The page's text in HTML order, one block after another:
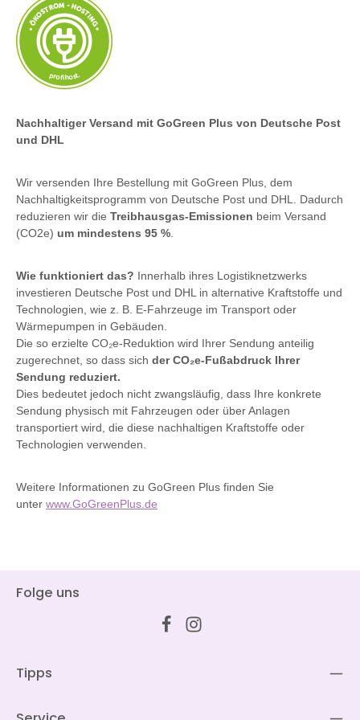
Nachhaltiger Versand mit GoGreen Plus von Deutsche Post
und DHL
Wir versenden Ihre Bestellung mit GoGreen Plus, dem
Nachhaltigkeitsprogramm von Deutsche Post und DHL. Dadurch
reduzieren wir die Treibhausgas-Emissionen beim Versand
(CO2e) um mindestens 95 %
Wie funktioniert das? Innerhalb ihres Logistiknetzwerks
investieren Deutsche Post und DHL in alternative Kraftstoffe und
Technologien, wie z. B. E-Fahrzeuge im Transport oder
Wärmepumpen in Gebäuden.
Die so erzielte CO₂e-Reduktion wird Ihrer Sendung anteilig
zugerechnet, so dass sich der CO₂e-Fußabdruck Ihrer
Sendung reduziert.
Dies bedeutet jedoch nicht zwangsläufig, dass Ihre konkrete
Sendung physisch mit Fahrzeugen oder über Anlagen
transportiert wird, die diese nachhaltigen Kraftstoffe oder
Technologien verwenden.
Weitere Informationen zu GoGreen Plus finden Sie
unter www.GoGreenPlus.de
Folge uns
Tipps